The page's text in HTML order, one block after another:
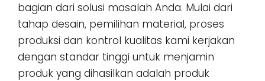
bagian dari solusi masalah Anda. Mulai dari
tahap desain, pemilihan material, proses
produksi dan kontrol kualitas kami kerjakan
dengan standar tinggi untuk menjamin
produk yang dihasilkan adalah produk